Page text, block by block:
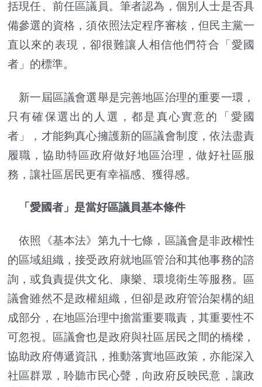
括現任、前任區議員。筆者認為，個別人士是否具
備參選的資格，須依照法定程序審核，但民主黨一
直以來的表現，卻很難讓人相信他們符合「愛國
者」的標準。
新一屆區議會選舉是完善地區治理的重要一環，
只有確保選出的人選，都是真心實意的「愛國
者」，才能夠真心擁護新的區議會制度，依法盡責
履職，協助特區政府做好地區治理，做好社區服
務，讓社區居民更有幸福感、獲得感。
「愛國者」是當好區議員基本條件
依照《基本法》第九十七條，區議會是非政權性
的區域組織，接受政府就地區管治和其他事務的諮
詢，或負責提供文化、康樂、環境衛生等服務。區
議會雖然不是政權組織，但卻是政府管治架構的組
成部分，在地區治理中擔當重要職責，其重要性不
可忽視。區議會也是政府與社區居民之間的橋樑，
協助政府傳遞資訊，推動落實地區政策，亦能深入
社區群眾，聆聽市民心聲，向政府反映民意，讓政